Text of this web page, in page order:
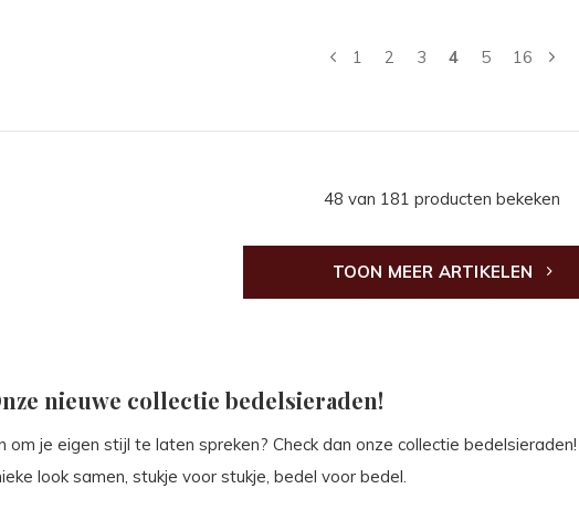
1 2 3 4 5 16
48 van 181 producten bekeken
TOON MEER ARTIKELEN
nieuwe collectie bedelsieraden!
om je eigen stijl te laten spreken? Check dan onze collectie
look samen, stukje voor stukje, bedel voor bedel.